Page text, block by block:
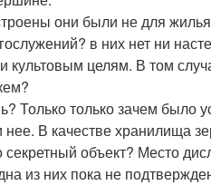
они были не для
в них нет ни
культовым целям. В том
Только только зачем было
В качестве хранилища
объект? Место
из них пока не